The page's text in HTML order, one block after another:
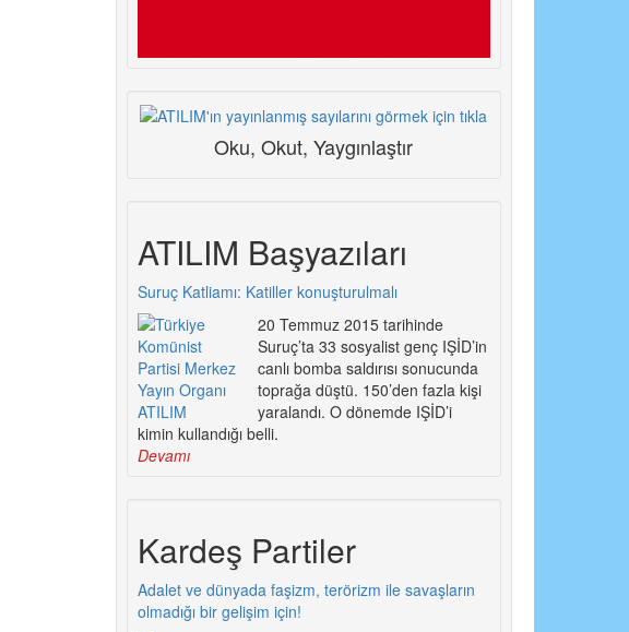
Oku, Okut, Yaygınlaştır
ATILIM Başyazıları
Suruç Katliamı: Katiller konuşturulmalı
20 Temmuz 2015 tarihinde
Suruç’ta 33 sosyalist genç IŞİD’in
canlı bomba saldırısı sonucunda
toprağa düştü. 150’den fazla kişi
yaralandı. O dönemde IŞİD’i
kimin kullandığı belli.
Devamı
Kardeş Partiler
Adalet ve dünyada faşizm, terörizm ile savaşların
olmadığı bir gelişim için!